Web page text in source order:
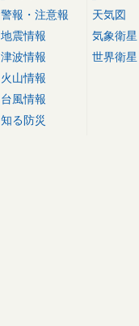
警報・注意報
地震情報
津波情報
火山情報
台風情報
知る防災
天気図
気象衛星
世界衛星